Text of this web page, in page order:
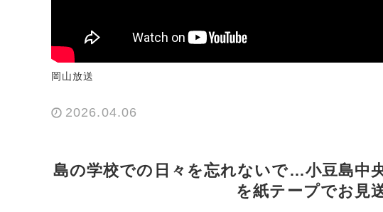
岡山放送
2026.04.06
島の学校での日々を忘れないで…小豆島中
を紙テープでお見